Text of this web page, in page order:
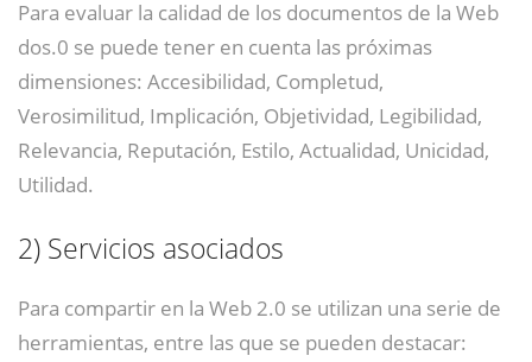
Para evaluar la calidad de los documentos de la Web
dos.0 se puede tener en cuenta las próximas
dimensiones: Accesibilidad, Completud,
Verosimilitud, Implicación, Objetividad, Legibilidad,
Relevancia, Reputación, Estilo, Actualidad, Unicidad,
Utilidad.
2) Servicios asociados
Para compartir en la Web 2.0 se utilizan una serie de
herramientas, entre las que se pueden destacar: